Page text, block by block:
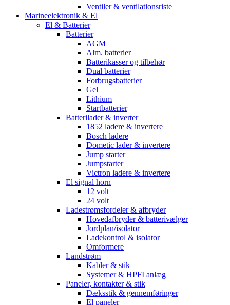
Ventiler & ventilationsriste
Marineelektronik & El
El & Batterier
Batterier
AGM
Alm. batterier
Batterikasser og tilbehør
Dual batterier
Forbrugsbatterier
Gel
Lithium
Startbatterier
Batterilader & inverter
1852 ladere & invertere
Bosch ladere
Dometic lader & invertere
Jump starter
Jumpstarter
Victron ladere & invertere
El signal horn
12 volt
24 volt
Ladestrømsfordeler & afbryder
Hovedafbryder & batterivælger
Jordplan/isolator
Ladekontrol & isolator
Omformere
Landstrøm
Kabler & stik
Systemer & HPFI anlæg
Paneler, kontakter & stik
Dæksstik & gennemføringer
El paneler